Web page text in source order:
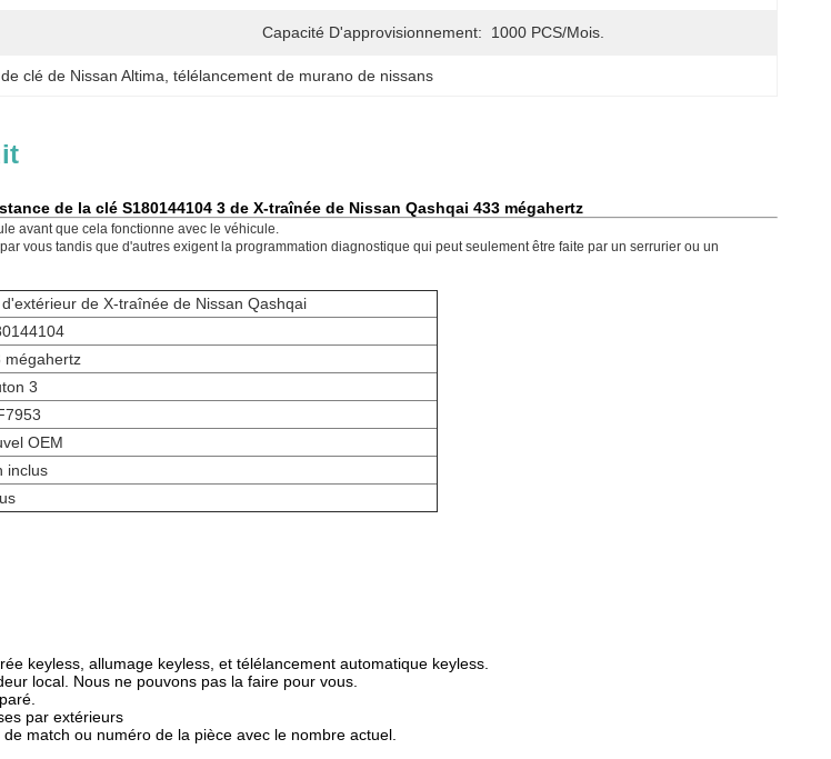
Capacité D'approvisionnement: 1000 PCS/mois.
clé de Nissan Altima , télélancement de murano de nissans
de la clé S180144104 3 de X-traînée de Nissan Qashqai 433 mégahertz
avant que cela fonctionne avec le véhicule.
vous tandis que d'autres exigent la programmation diagnostique qui peut seulement être faite par un serrurier ou un
de X-traînée de Nissan Qashqai
mégahertz
3
OEM
inclus
keyless, allumage keyless, et télélancement automatique keyless.
local. Nous ne pouvons pas la faire pour vous.
par extérieurs
match ou numéro de la pièce avec le nombre actuel.